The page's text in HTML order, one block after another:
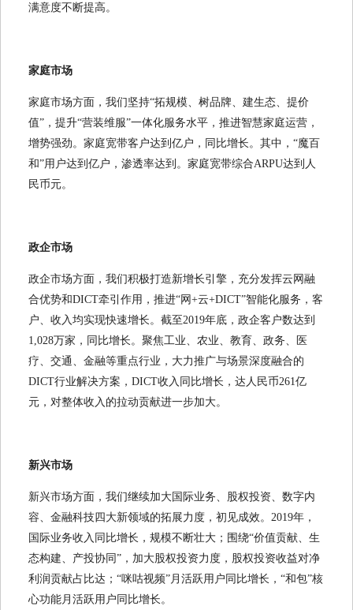
满意度不断提高。
家庭市场
家庭市场方面，我们坚持“拓规模、树品牌、建生态、提价
值”，提升“营装维服”一体化服务水平，推进智慧家庭运营，
增势强劲。家庭宽带客户达到亿户，同比增长。其中，“魔百
和”用户达到亿户，渗透率达到。家庭宽带综合ARPU达到人
民币元。
政企市场
政企市场方面，我们积极打造新增长引擎，充分发挥云网融
合优势和DICT牵引作用，推进“网+云+DICT”智能化服务，客
户、收入均实现快速增长。截至2019年底，政企客户数达到
1,028万家，同比增长。聚焦工业、农业、教育、政务、医
疗、交通、金融等重点行业，大力推广与场景深度融合的
DICT行业解决方案，DICT收入同比增长，达人民币261亿
元，对整体收入的拉动贡献进一步加大。
新兴市场
新兴市场方面，我们继续加大国际业务、股权投资、数字内
容、金融科技四大新领域的拓展力度，初见成效。2019年，
国际业务收入同比增长，规模不断壮大；围绕“价值贡献、生
态构建、产投协同”，加大股权投资力度，股权投资收益对净
利润贡献占比达；“咪咕视频”月活跃用户同比增长，“和包”核
心功能月活跃用户同比增长。